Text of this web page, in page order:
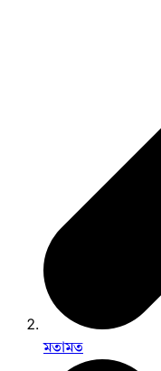
মতামত